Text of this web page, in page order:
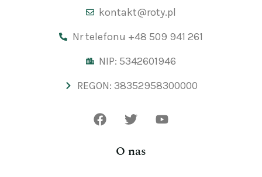
kontakt@roty.pl
Nr telefonu +48 509 941 261
NIP: 5342601946
REGON: 38352958300000
O nas